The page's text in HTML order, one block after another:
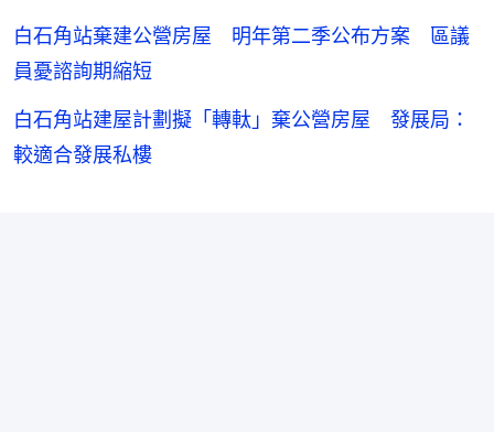
白石角站棄建公營房屋 明年第二季公布方案 區議
員憂諮詢期縮短
白石角站建屋計劃擬「轉軚」棄公營房屋 發展局：
較適合發展私樓